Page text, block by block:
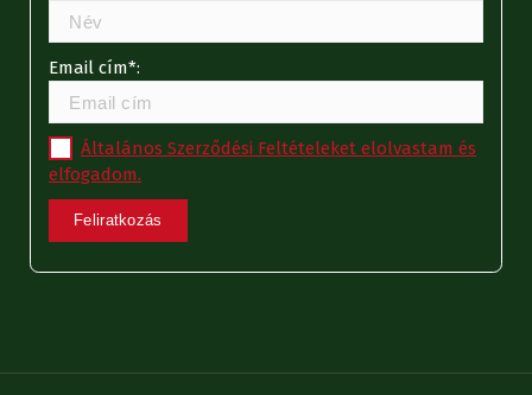
Email cím*:
Általános Szerződési Feltételeket elolvastam és
elfogadom.